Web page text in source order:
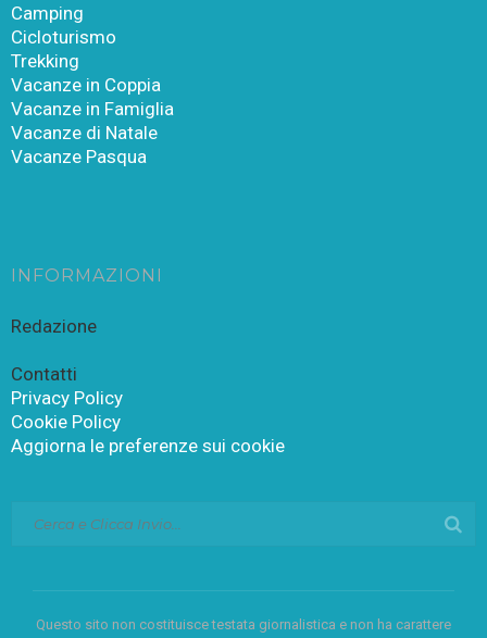
Camping
Cicloturismo
Trekking
Vacanze in Coppia
Vacanze in Famiglia
Vacanze di Natale
Vacanze Pasqua
INFORMAZIONI
Redazione
Contatti
Privacy Policy
Cookie Policy
Aggiorna le preferenze sui cookie
Questo sito non costituisce testata giornalistica e non ha carattere